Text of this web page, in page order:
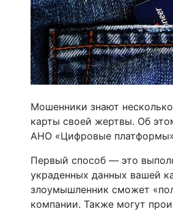
Мошенники знают
карты своей жертвы. Об
АНО «Цифровые
Первый способ — это
украденных данных вашей
злоумышленник сможет
компании. Также могут